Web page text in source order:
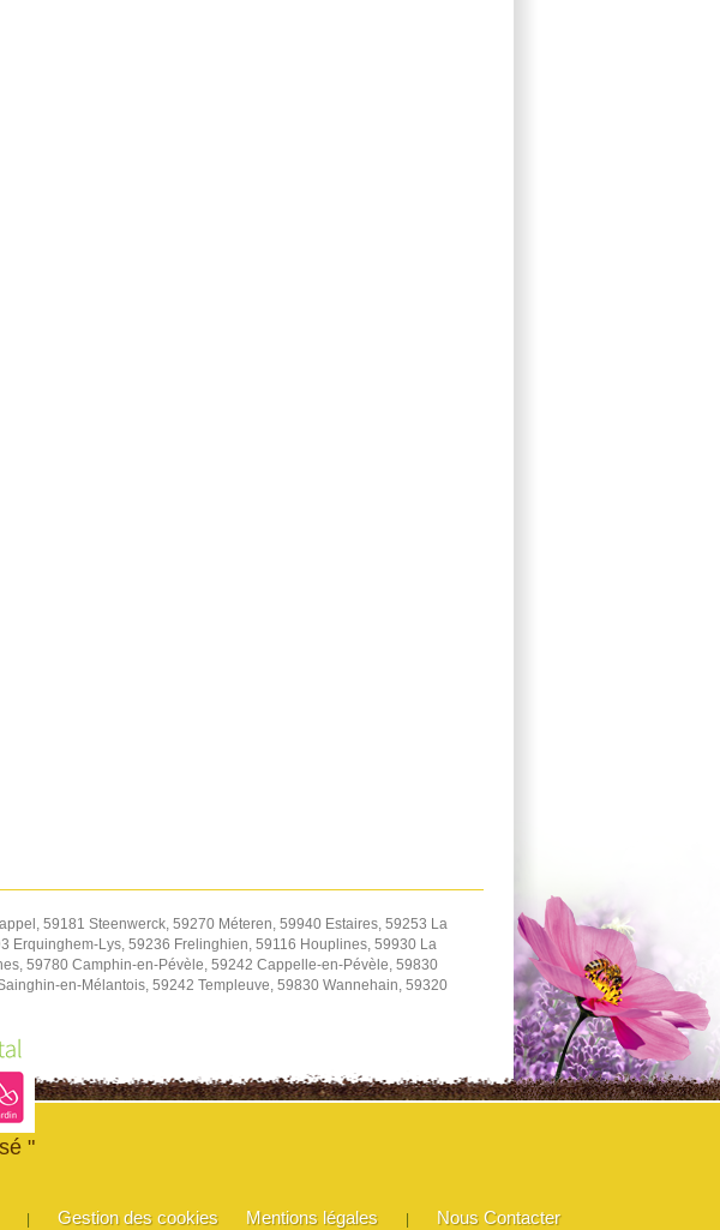
59181 Steenwerck, 59270 Méteren, 59940 Estaires, 59253 La
Erquinghem-Lys, 59236 Frelinghien, 59116 Houplines, 59930 La
59780 Camphin-en-Pévèle, 59242 Cappelle-en-Pévèle, 59830
en-Mélantois, 59242 Templeuve, 59830 Wannehain, 59320
"
Gestion des cookies Mentions légales Nous Contacter